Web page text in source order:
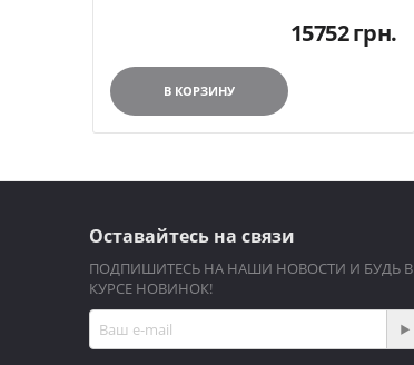
15752грн.
В КОРЗИНУ
Оставайтесь на связи
ПОДПИШИТЕСЬ НА НАШИ НОВОСТИ И БУДЬ В
КУРСЕ НОВИНОК!